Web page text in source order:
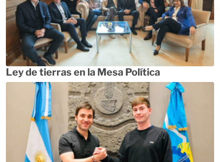
Ley de tierras en la Mesa Política